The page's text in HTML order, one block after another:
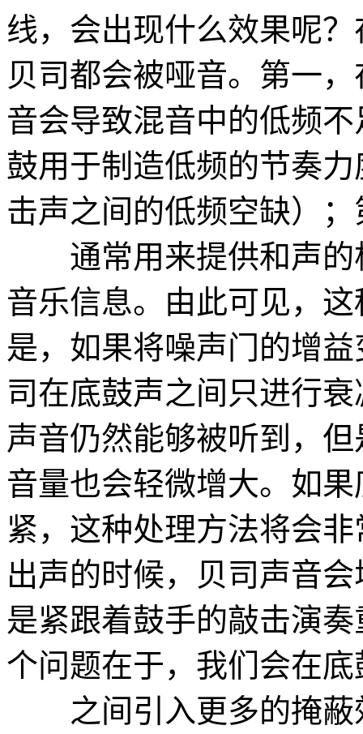
线，会出现什么效果呢
贝司都会被哑音。第一
音会导致混音中的低频
鼓用于制造低频的节奏
击声之间的低频空缺）
通常用来提供和声的
音乐信息。由此可见，
是，如果将噪声门的增
司在底鼓声之间只进行
声音仍然能够被听到，
音量也会轻微增大。如
紧，这种处理方法将会
出声的时候，贝司声音
是紧跟着鼓手的敲击演
个问题在于，我们会在底
之间引入更多的掩蔽